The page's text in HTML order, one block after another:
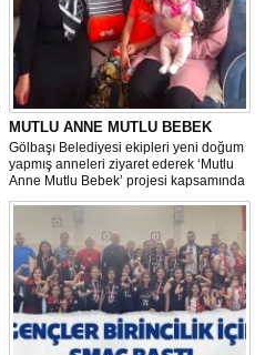
MUTLU ANNE MUTLU BEBEK
Gölbaşı Belediyesi ekipleri yeni doğum
yapmış anneleri ziyaret ederek ‘Mutlu
Anne Mutlu Bebek’ projesi kapsamında
hem içerisinde doğum sonrası temel
ediyor hem de uygulamalı eğitim
veriyor.